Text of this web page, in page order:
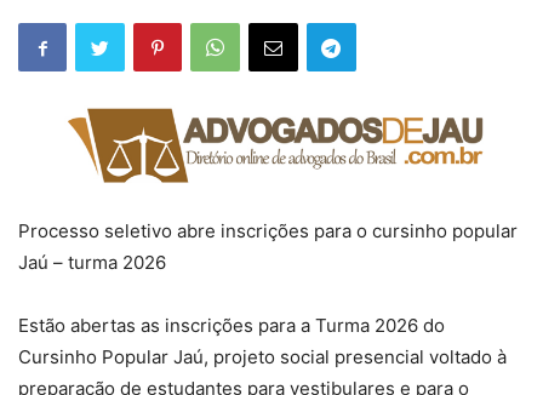
Processo seletivo abre inscrições para o cursinho popular
Jaú – turma 2026
Estão abertas as inscrições para a Turma 2026 do
Cursinho Popular Jaú, projeto social presencial voltado à
preparação de estudantes para vestibulares e para o